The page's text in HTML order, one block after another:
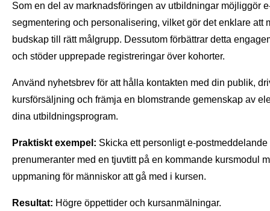
Som en del av marknadsföringen av utbildningar möjliggör
segmentering och personalisering, vilket gör det enklare att
budskap till rätt målgrupp. Dessutom förbättrar detta
och stöder upprepade registreringar över kohorter.
Använd nyhetsbrev för att hålla kontakten med din publik,
kursförsäljning och främja en blomstrande gemenskap av
dina utbildningsprogram.
Praktiskt exempel: Skicka ett personligt e-
prenumeranter med en tjuvtitt på en kommande kursmodul
uppmaning för människor att gå med i kursen.
Resultat: Högre öppettider och kursanmälningar.